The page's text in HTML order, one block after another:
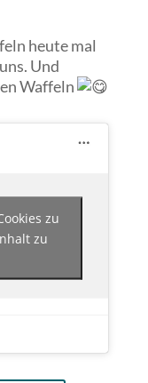
heute mal
Und
Waffeln
zu
zu